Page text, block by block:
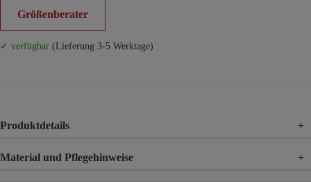
Größenberater
✓ verfügbar (Lieferung 3-5 Werktage)
Produktdetails +
Material und Pflegehinweise +